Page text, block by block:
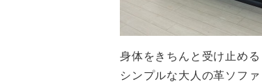
身体をきちんと受け止める
シンプルな大人の革ソファ